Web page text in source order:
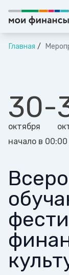
Главная
30
октября
-
начало в 00:00